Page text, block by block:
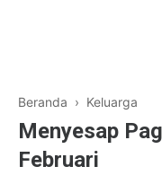
Beranda › Keluarga
Menyesap
Februari